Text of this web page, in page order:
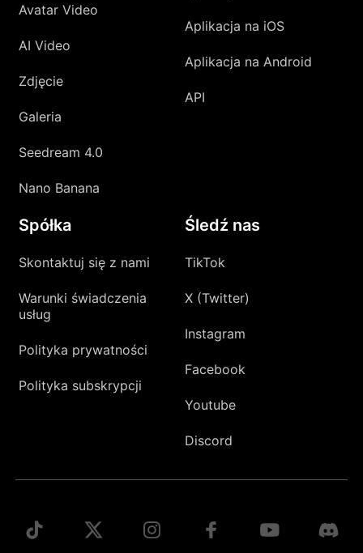
Avatar Video
AI Video
Zdjęcie
Galeria
Seedream 4.0
Nano Banana
Aplikacja na iOS
Aplikacja na Android
API
Spółka
Skontaktuj się z nami
Warunki świadczenia
usług
Polityka prywatności
Polityka subskrypcji
Śledź nas
TikTok
X (Twitter)
Instagram
Facebook
Youtube
Discord